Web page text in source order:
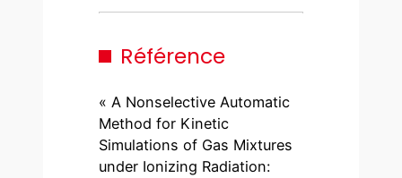
Référence
« A Nonselective Automatic
Method for Kinetic
Simulations of Gas Mixtures
under Ionizing Radiation: